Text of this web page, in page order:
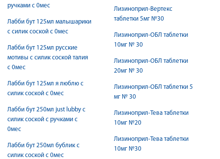
ручками с 0мес
Лабби бут 125мл малышарики
с силик соской с 0мес
Лабби бут 125мл русские
мотивы с силик соской талия
с 0мес
Лабби бут 125мл я люблю с
силик соской с 0мес
Лабби бут 250мл just lubby с
силик соской с ручками с
0мес
Лабби бут 250мл бублик с
силик соской с 0мес
Лизиноприл-Вертекс
таблетки 5мг №30
Лизиноприл-ОБЛ таблетки
10мг № 30
Лизиноприл-ОБЛ таблетки
20мг № 30
Лизиноприл-ОБЛ таблетки 5
мг № 30
Лизиноприл-Тева таблетки
10мг №20
Лизиноприл-Тева таблетки
10мг №30